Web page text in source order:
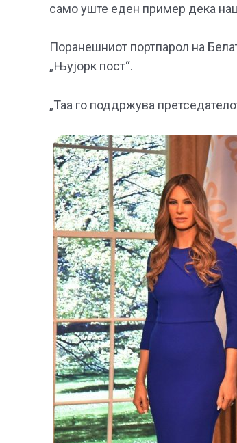
само уште еден пример дека
Поранешниот портпарол на
„Њујорк пост“.
„Таа го поддржува